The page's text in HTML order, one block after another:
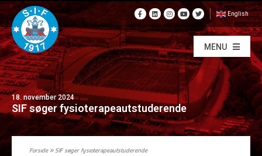
English
MENU
18. november 2024
SIF søger fysioterapeautstuderende
Forside»SIF søger fysioterapeautstuderende